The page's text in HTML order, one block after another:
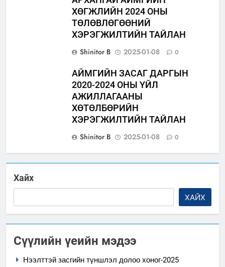
ХӨГЖЛИЙН 2024 ОНЫ
ТӨЛӨВЛӨГӨӨНИЙ
ХЭРЭГЖИЛТИЙН ТАЙЛАН
Shinitor B
2025-01-08 0
АЙМГИЙН ЗАСАГ ДАРГЫН
2020-2024 ОНЫ ҮЙЛ
АЖИЛЛАГААНЫ
ХӨТӨЛБӨРИЙН
ХЭРЭГЖИЛТИЙН ТАЙЛАН
Shinitor B
2025-01-08 0
Хайх
ХАЙХ
Сүүлийн үеийн мэдээ
Нээлттэй засгийн түншлэл долоо хоног-2025